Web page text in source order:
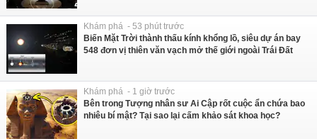
Khám phá - 53 phút trước
Biến Mặt Trời thành thấu kính khổng lồ, siêu dự án bay
548 đơn vị thiên văn vạch mở thế giới ngoài Trái Đất
Khám phá - 1 giờ trước
Bên trong Tượng nhân sư Ai Cập rốt cuộc ẩn chứa bao
nhiêu bí mật? Tại sao lại cấm khảo sát khoa học?